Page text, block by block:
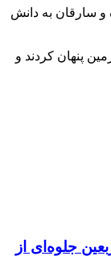
شده و سارقان به دانش
پنهان کردند و
جلوه‌ای از